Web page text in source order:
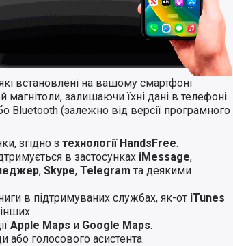
встановлені на вашому смартфоні
залишаючи їхні дані в телефоні.
Bluetooth (залежно від версії програмного
згідно з технології HandsFree.
в застосунках iMessage,
, Skype, Telegram та деякими
в підтримуваних службах, як-от iTunes
Apple Maps и Google Maps.
або голосового асистента.